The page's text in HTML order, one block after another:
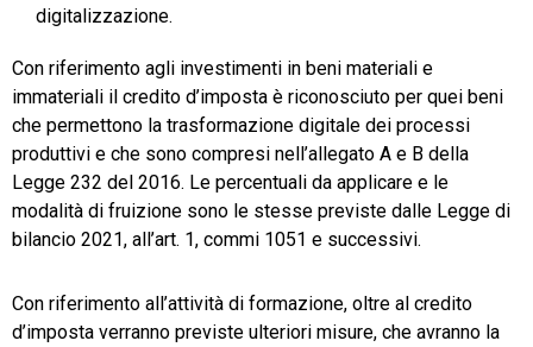
digitalizzazione.
Con riferimento agli investimenti in beni materiali e
immateriali il credito d’imposta è riconosciuto per quei beni
che permettono la trasformazione digitale dei processi
produttivi e che sono compresi nell’allegato A e B della
Legge 232 del 2016. Le percentuali da applicare e le
modalità di fruizione sono le stesse previste dalle Legge di
bilancio 2021, all’art. 1, commi 1051 e successivi.
Con riferimento all’attività di formazione, oltre al credito
d’imposta verranno previste ulteriori misure, che avranno la